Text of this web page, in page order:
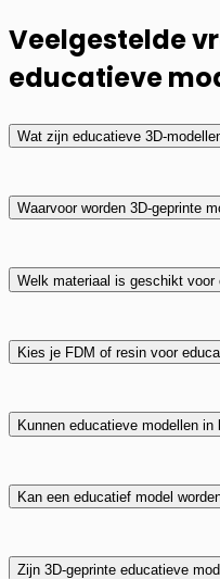
Veelgestelde
educatieve
Wat zijn educatieve 3D-
Waarvoor worden 3D-geprinte
Welk materiaal is geschikt voor
Kies je FDM of resin voor
Kunnen educatieve modellen in
Kan een educatief model
Zijn 3D-geprinte educatieve